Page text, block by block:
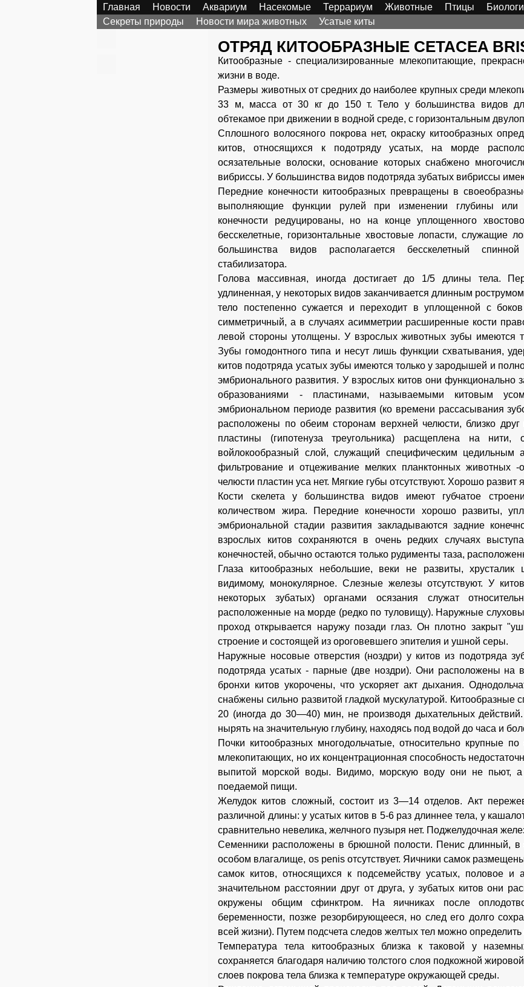
Главная Новости Аквариум Насекомые Террариум Животные Птицы
Секреты природы
Новости мира животных Усатые киты
ОТРЯД КИТООБРАЗНЫЕ CETACEA
Китообразные - специализированные млекопитающие,
жизни в воде.
Размеры животных от средних до наиболее крупных среди
33 м, масса от 30 кг до 150 т. Тело у большинства видов
обтекамое при движении в водной среде, с горизонтальным
Сплошного волосяного покрова нет, окраску китообразных
китов, относящихся к подотряду усатых, на морде
осязательные волоски, основание которых снабжено
вибриссы. У большинства видов подотряда зубатых вибриссы
Передние конечности китообразных превращены в
выполняющие функции рулей при изменении глубины или
конечности редуцированы, но на конце уплощенного
бесскелетные, горизонтальные хвостовые лопасти, служащие
большинства видов располагается бесскелетный
стабилизатора.
Голова массивная, иногда достигает до 1/5
длины тела.
удлиненная, у некоторых видов заканчивается длинным
тело постепенно сужается и переходит в уплощенной с
симметричный, а в случаях асимметрии расширенные кости
левой стороны утолщены. У взрослых животных зубы имеются
Зубы гомодонтного типа и несут лишь функции схватывания,
китов подотряда усатых зубы имеются только у зародышей и
эмбрионального развития. У взрослых китов они
образованиями - пластинами, называемыми китовым
эмбриональном периоде развития (ко времени рассасывания
расположены по обеим сторонам верхней челюсти, близко друг
пластины (гипотенуза треугольника) расщеплена на
войлокообразный слой, служащий специфическим цедильным
фильтрование и отцеживание мелких планктонных животных
челюсти пластин уса нет. Мягкие губы отсутствуют. Хорошо развит
Кости скелета у большинства видов имеют губчатое
количеством жира. Передние конечности хорошо развиты,
эмбриональной стадии развития закладываются задние
взрослых китов сохраняются в очень редких случаях
конечностей, обычно остаются только рудименты таза,
Глаза китообразных небольшие, веки не развиты,
видимому, монокулярное. Слезные железы отсутствуют. У
некоторых зубатых) органами осязания служат
расположенные на морде (редко по туловищу). Наружные
проход открывается наружу позади глаз. Он плотно закрыт
строение и состоящей из ороговевшего эпителия и ушной серы.
Наружные носовые отверстия (ноздри) у китов из подотряда
подотряда усатых - парные (две ноздри). Они расположены на
бронхи китов укорочены, что ускоряет акт дыхания.
снабжены сильно развитой гладкой мускулатурой. Китообразные
20 (иногда до 30—40) мин, не производя дыхательных
нырять на значительную глубину, находясь под водой до часа и
Почки китообразных многодольчатые, относительно крупные
млекопитающих, но их концентрационная способность
выпитой морской воды. Видимо, морскую воду они не пьют, а
поедаемой пищи.
Желудок китов сложный, состоит из 3—14 отделов. Акт
различной длины: у усатых китов в 5-6 раз длиннее тела, у
сравнительно невелика, желчного пузыря нет. Поджелудочная
Семенники расположены в брюшной полости. Пенис длинный, в
особом влагалище, os penis отсутствует. Яичники самок
самок китов, относящихся к подсемейству усатых, половое и
значительном расстоянии друг от друга, у зубатых китов они
окружены общим сфинктром. На яичниках после
беременности, позже резорбирующееся, но след его долго
всей жизни). Путем подсчета следов желтых тел можно определить
Температура тела китообразных близка к таковой у
сохраняется благодаря наличию толстого слоя подкожной
слоев покрова тела близка к температуре окружающей среды.